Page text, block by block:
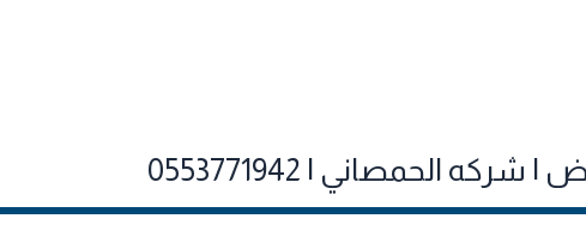
الحمصاني | 0553771942